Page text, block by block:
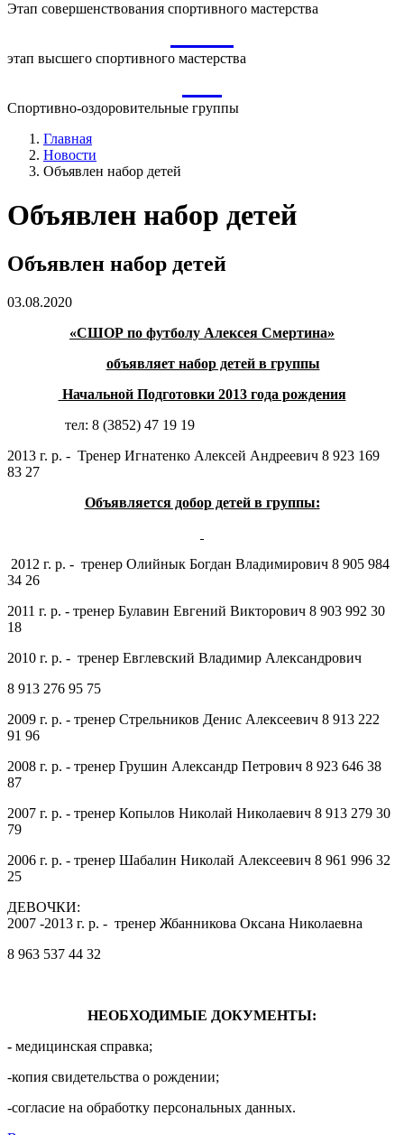
Этап совершенствования спортивного мастерства
этап высшего спортивного мастерства
Спортивно-оздоровительные группы
Главная
Новости
Объявлен набор детей
Объявлен набор детей
Объявлен набор детей
03.08.2020
«СШОР по футболу Алексея Смертина»
объявляет набор детей в группы
Начальной Подготовки 2013 года рождения
тел: 8 (3852) 47 19 19
2013 г. р. - Тренер Игнатенко Алексей Андреевич 8 923 169
83 27
Объявляется добор детей в группы:
2012 г. р. - тренер Олийнык Богдан Владимирович 8 905 984
34 26
2011 г. р. - тренер Булавин Евгений Викторович 8 903 992 30
18
2010 г. р. - тренер Евглевский Владимир Александрович
8 913 276 95 75
2009 г. р. - тренер Стрельников Денис Алексеевич 8 913 222
91 96
2008 г. р. - тренер Грушин Александр Петрович 8 923 646 38
87
2007 г. р. - тренер Копылов Николай Николаевич 8 913 279 30
79
2006 г. р. - тренер Шабалин Николай Алексеевич 8 961 996 32
25
ДЕВОЧКИ:
2007 -2013 г. р. - тренер Жбанникова Оксана Николаевна
8 963 537 44 32
НЕОБХОДИМЫЕ ДОКУМЕНТЫ:
- медицинская справка;
-копия свидетельства о рождении;
-согласие на обработку персональных данных.